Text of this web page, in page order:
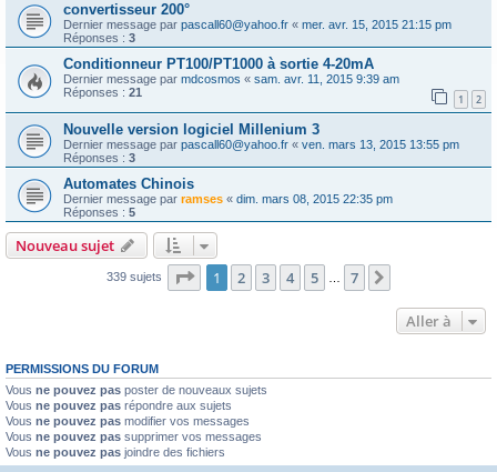
convertisseur 200°
Dernier message par pascall60@yahoo.fr « mer. avr. 15, 2015 21:15 pm
Réponses : 3
Conditionneur PT100/PT1000 à sortie 4-20mA
Dernier message par mdcosmos « sam. avr. 11, 2015 9:39 am
Réponses : 21 1 2
Nouvelle version logiciel Millenium 3
Dernier message par pascall60@yahoo.fr « ven. mars 13, 2015 13:55 pm
Réponses : 3
Automates Chinois
Dernier message par ramses « dim. mars 08, 2015 22:35 pm
Réponses : 5
Nouveau sujet
339 sujets Page 1sur7
1 2 3 4 5 7
Aller à
PERMISSIONS DU FORUM
Vous ne pouvez pas poster de nouveaux sujets
Vous ne pouvez pas répondre aux sujets
Vous ne pouvez pas modifier vos messages
Vous ne pouvez pas supprimer vos messages
Vous ne pouvez pas joindre des fichiers